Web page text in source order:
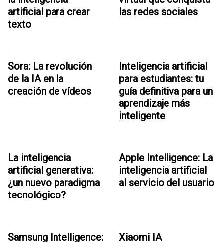
artificial para crear
texto
las redes sociales
Sora: La revolución
de la IA en la
creación de vídeos
Inteligencia artificial
para estudiantes: tu
guía definitiva para un
aprendizaje más
inteligente
La inteligencia
artificial generativa:
¿un nuevo paradigma
tecnológico?
Apple Intelligence: La
inteligencia artificial
al servicio del usuario
Samsung Intelligence:
Xiaomi IA